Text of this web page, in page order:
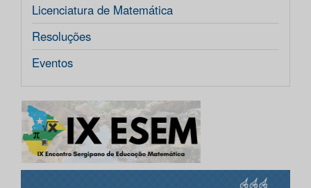
Licenciatura de Matemática
Resoluções
Eventos